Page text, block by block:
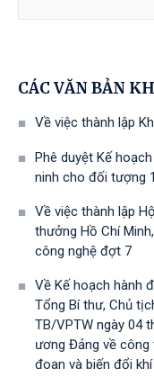
CÁC VĂN BẢN
Về việc thành lập
Phê duyệt Kế
ninh cho đối tượng
Về việc thành lập
thưởng Hồ Chí
công nghệ đợt 7
Về Kế hoạch hành
Tổng Bí thư, Chủ
TB/VPTW ngày 04
ương Đảng về công
đoan và biến đổi khí